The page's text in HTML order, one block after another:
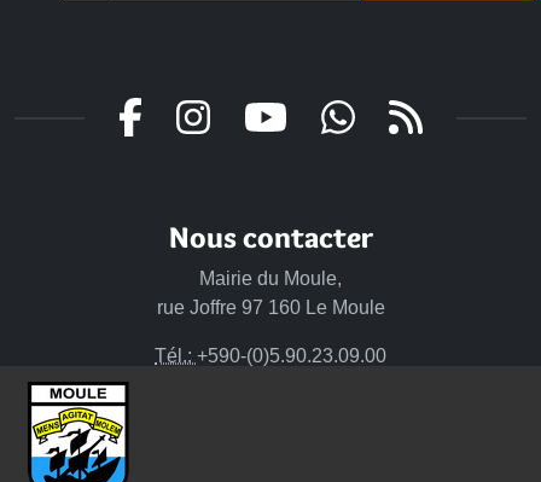
Nous contacter
Mairie du Moule,
rue Joffre 97 160 Le Moule
Tél.: +590-(0)5.90.23.09.00